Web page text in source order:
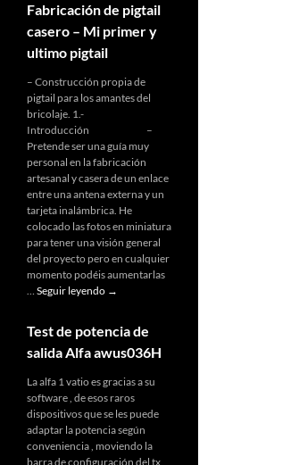
Fabricación de pigtail
casero – Mi primer y
ultimo pigtail
– Construcción propia de
pigtail para los amantes del
bricolaje. 1.-
Introducción –
Pretende ser una guía muy
personal en la fabricación
artesanal y casera de un enlace
entre una antena externa y un
tarjeta inalámbrica. He
colocado las fotos en miniatura
para tener una visión general
del proyecto pero en cualquier
momento podéis aumentarlas
… Seguir leyendo Fabricación
casero
–
primer
y
ultimo
pigtail
→
Test de potencia de
salida Alfa awus036H
La alfa 1 vatio es gracias a su
software , de esos raros
dispositivos que se les puede
adaptar la potencia según
conveniencia , moviendo la
barra de configuración del tx